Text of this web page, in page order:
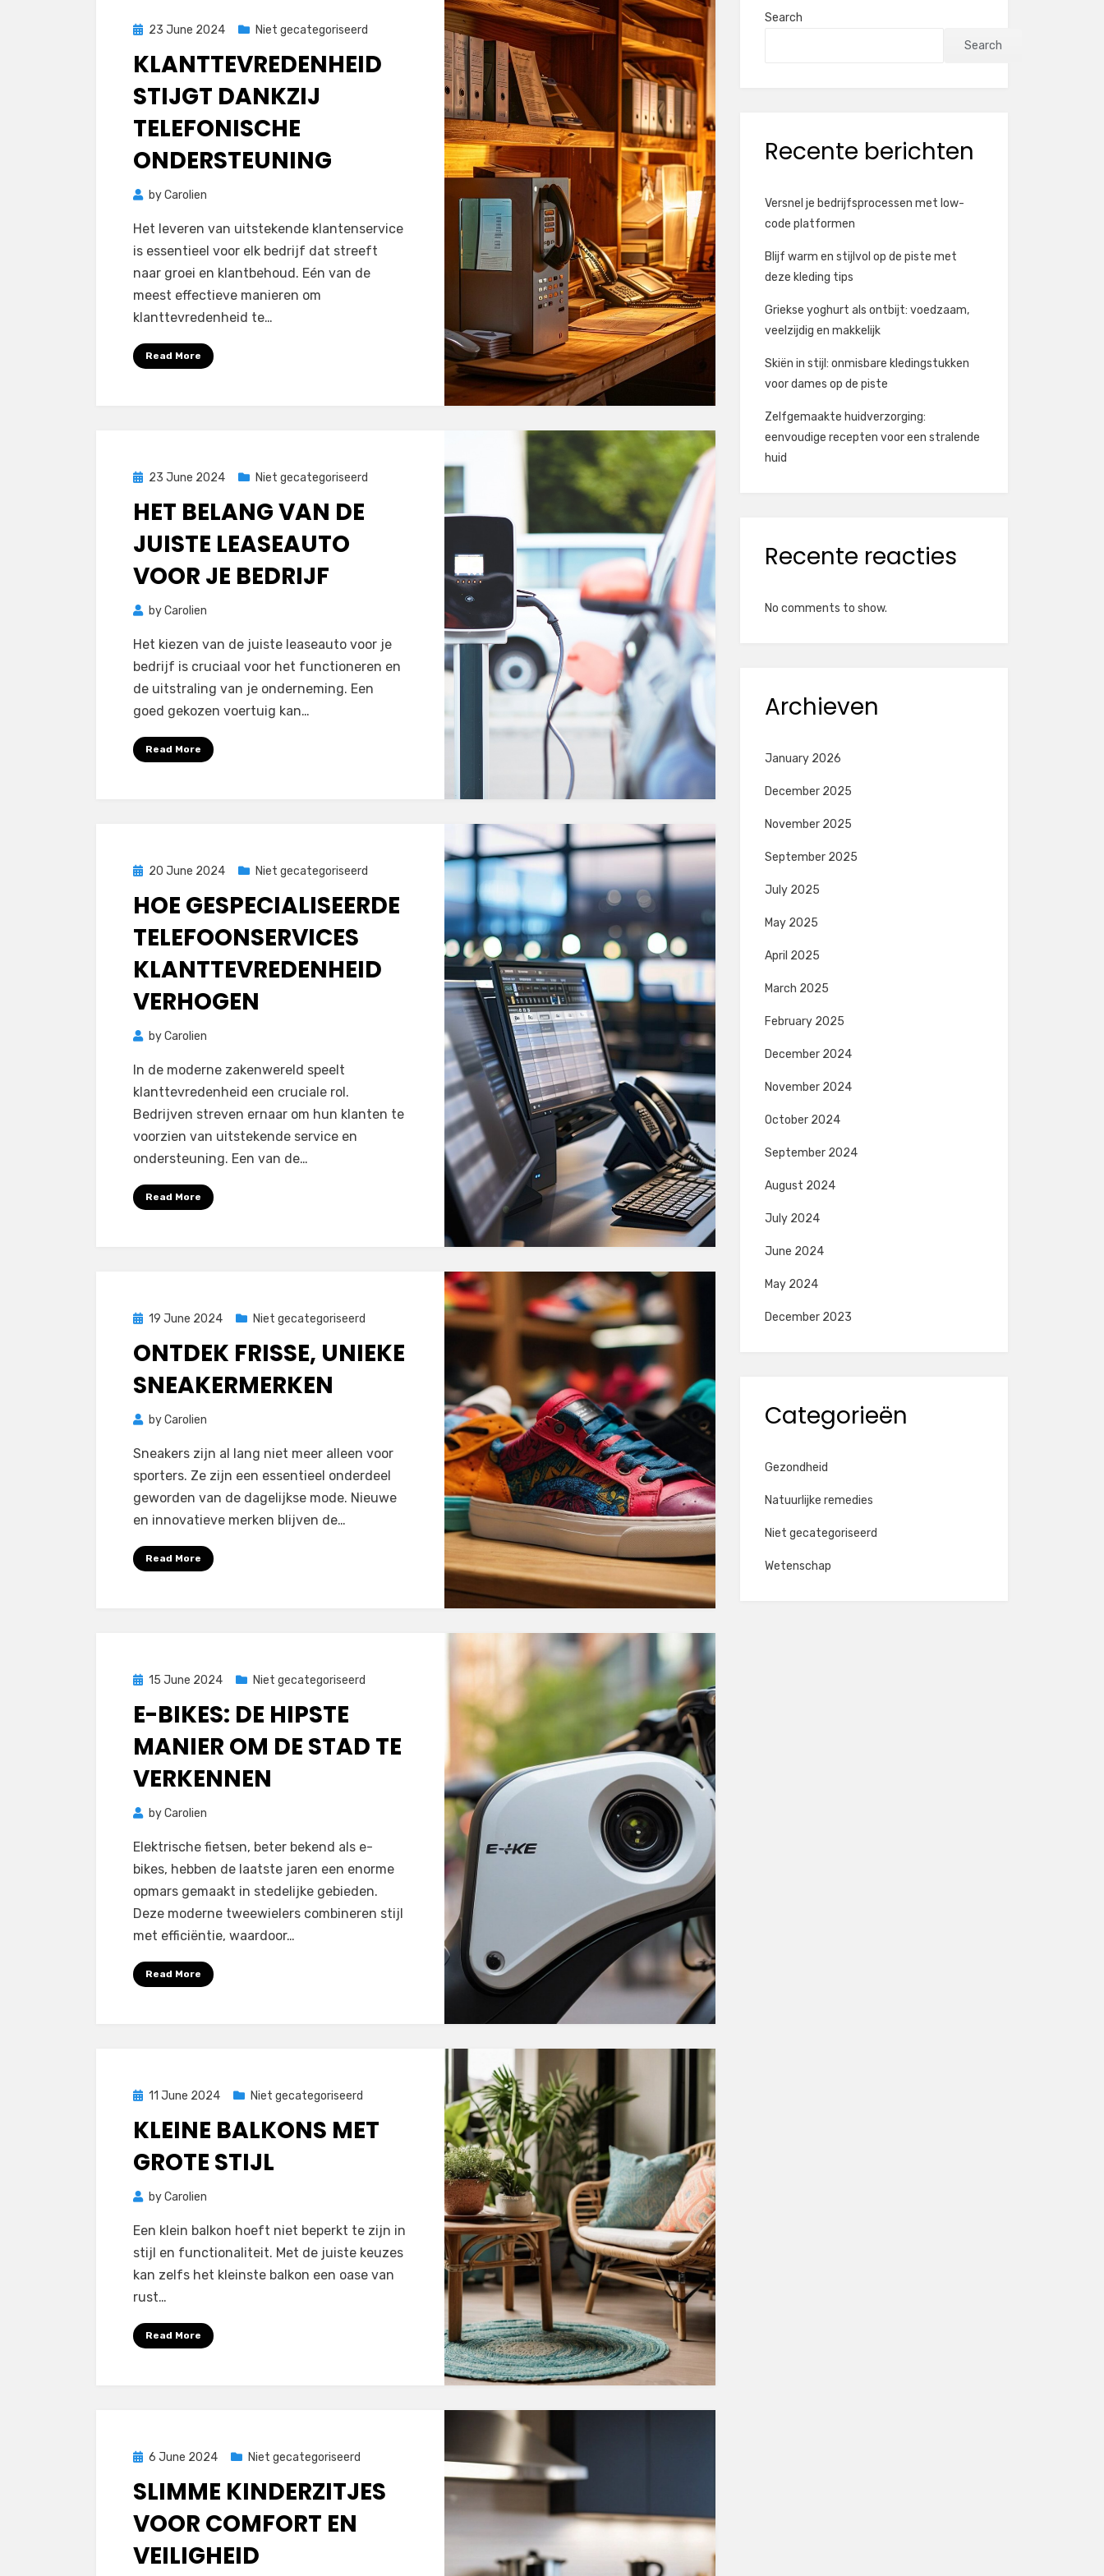
Posted
23 June 2024 Niet gecategoriseerd
KLANTTEVREDENHEID
STIJGT DANKZIJ
TELEFONISCHE
ONDERSTEUNING
byCarolien
Het leveren van uitstekende klantenservice
is essentieel voor elk bedrijf dat streeft
naar groei en klantbehoud. Eén van de
meest effectieve manieren om
klanttevredenheid te…
Read More
Posted
23 June 2024 Niet gecategoriseerd
HET BELANG VAN DE
JUISTE LEASEAUTO
VOOR JE BEDRIJF
byCarolien
Het kiezen van de juiste leaseauto voor je
bedrijf is cruciaal voor het functioneren en
de uitstraling van je onderneming. Een
goed gekozen voertuig kan…
Read More
Posted
20 June 2024 Niet gecategoriseerd
HOE GESPECIALISEERDE
TELEFOONSERVICES
KLANTTEVREDENHEID
VERHOGEN
byCarolien
In de moderne zakenwereld speelt
klanttevredenheid een cruciale rol.
Bedrijven streven ernaar om hun klanten te
voorzien van uitstekende service en
ondersteuning. Een van de…
Read More
Posted
19 June 2024 Niet gecategoriseerd
ONTDEK FRISSE, UNIEKE
SNEAKERMERKEN
byCarolien
Sneakers zijn al lang niet meer alleen voor
sporters. Ze zijn een essentieel onderdeel
geworden van de dagelijkse mode. Nieuwe
en innovatieve merken blijven de…
Read More
Posted
15 June 2024 Niet gecategoriseerd
E-BIKES: DE HIPSTE
MANIER OM DE STAD TE
VERKENNEN
byCarolien
Elektrische fietsen, beter bekend als e-
bikes, hebben de laatste jaren een enorme
opmars gemaakt in stedelijke gebieden.
Deze moderne tweewielers combineren stijl
met efficiëntie, waardoor…
Read More
Posted
11 June 2024 Niet gecategoriseerd
KLEINE BALKONS MET
GROTE STIJL
byCarolien
Een klein balkon hoeft niet beperkt te zijn in
stijl en functionaliteit. Met de juiste keuzes
kan zelfs het kleinste balkon een oase van
rust…
Read More
Posted
6 June 2024 Niet gecategoriseerd
SLIMME KINDERZITJES
VOOR COMFORT EN
VEILIGHEID
Search
Search
Recente berichten
Versnel je bedrijfsprocessen met low-
code platformen
Blijf warm en stijlvol op de piste met
deze kleding tips
Griekse yoghurt als ontbijt: voedzaam,
veelzijdig en makkelijk
Skiën in stijl: onmisbare kledingstukken
voor dames op de piste
Zelfgemaakte huidverzorging:
eenvoudige recepten voor een stralende
huid
Recente reacties
No comments to show.
Archieven
January 2026
December 2025
November 2025
September 2025
July 2025
May 2025
April 2025
March 2025
February 2025
December 2024
November 2024
October 2024
September 2024
August 2024
July 2024
June 2024
May 2024
December 2023
Categorieën
Gezondheid
Natuurlijke remedies
Niet gecategoriseerd
Wetenschap